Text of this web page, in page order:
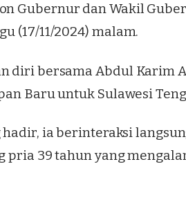
Gubernur dan Wakil
(17/11/2024) malam.
diri bersama Abdul Karim
Baru untuk Sulawesi
ia berinteraksi
pria 39 tahun yang